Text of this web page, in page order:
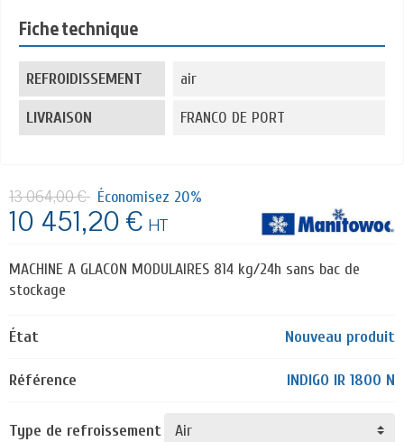
Fiche technique
REFROIDISSEMENT air
LIVRAISON FRANCO DE PORT
13 064,00 € Économisez 20%
10 451,20 € HT
MACHINE A GLACON MODULAIRES 814 kg/24h sans bac de
stockage
État Nouveau produit
Référence INDIGO IR 1800 N
Type de refroissement